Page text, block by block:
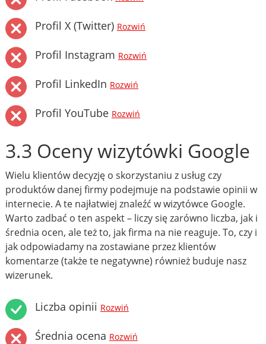
Profil X (Twitter) Rozwiń
Profil Instagram Rozwiń
Profil LinkedIn Rozwiń
Profil YouTube Rozwiń
3.3 Oceny wizytówki Google
Wielu klientów decyzję o skorzystaniu z usług czy
produktów danej firmy podejmuje na podstawie opinii w
internecie. A te najłatwiej znaleźć w wizytówce Google.
Warto zadbać o ten aspekt – liczy się zarówno liczba, jak i
średnia ocen, ale też to, jak firma na nie reaguje. To, czy i
jak odpowiadamy na zostawiane przez klientów
komentarze (także te negatywne) również buduje nasz
wizerunek.
Liczba opinii Rozwiń
Średnia ocena Rozwiń